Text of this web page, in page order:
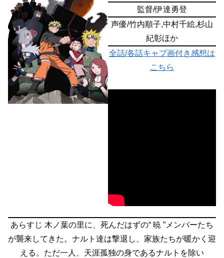
監督/伊達勇登
声優/竹内順子,中村千絵,杉山
紀彰ほか
全話/各話キャプ画付き感想は
こちら
あらすじ 木ノ葉の里に、死んだはずの“ 暁 ”メンバーたち
が襲来してきた。ナルト達は撃退し、家族たちが暖かく迎
える。ただ一人、天涯孤独の身であるナルトを除い